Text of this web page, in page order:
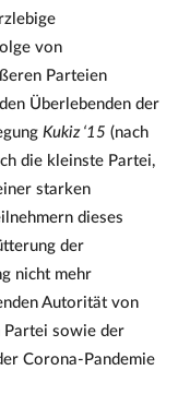
von
Parteien
Überlebenden der
Kukiz ‘15 (nach
die kleinste Partei,
starken
dieses
der
nicht mehr
Autorität von
Partei sowie der
Corona-Pandemie